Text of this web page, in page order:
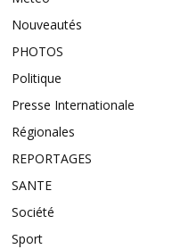
Nouveautés
PHOTOS
Politique
Presse Internationale
Régionales
REPORTAGES
SANTE
Société
Sport